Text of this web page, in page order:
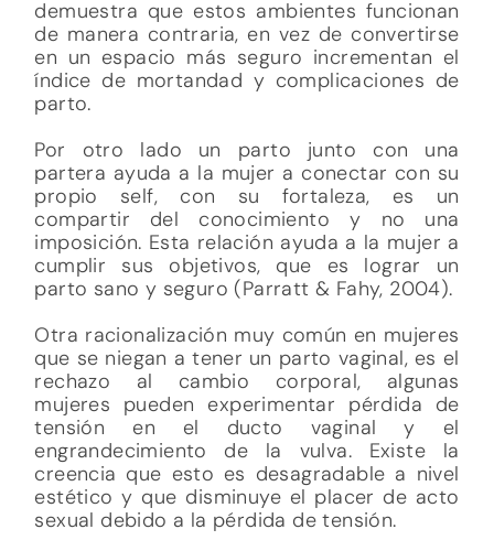
demuestra que estos ambientes funcionan
de manera contraria, en vez de convertirse
en un espacio más seguro incrementan el
índice de mortandad y complicaciones de
parto.
Por otro lado un parto junto con una
partera ayuda a la mujer a conectar con su
propio self, con su fortaleza, es un
compartir del conocimiento y no una
imposición. Esta relación ayuda a la mujer a
cumplir sus objetivos, que es lograr un
parto sano y seguro (Parratt & Fahy, 2004).
Otra racionalización muy común en mujeres
que se niegan a tener un parto vaginal, es el
rechazo al cambio corporal, algunas
mujeres pueden experimentar pérdida de
tensión en el ducto vaginal y el
engrandecimiento de la vulva. Existe la
creencia que esto es desagradable a nivel
estético y que disminuye el placer de acto
sexual debido a la pérdida de tensión.